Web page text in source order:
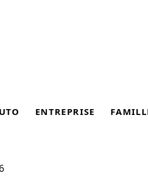
ENTREPRISE